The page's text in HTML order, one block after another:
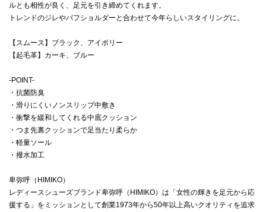
ルとも相性が良く、足元を引き締めてくれます。
トレンドのジレやパフショルダーと合わせて今年らしいスタイリングに。
【スムース】ブラック、アイボリー
【起毛革】カーキ、ブルー
-POINT-
・抗菌防臭
・滑りにくいノンスリップ中敷き
・衝撃を緩和してくれる中底クッション
・つま先裏クッションで足当たり柔らか
・軽量ソール
・撥水加工
卑弥呼（HIMIKO）
レディースシューズブランド卑弥呼（HIMIKO）は「女性の輝きを足元から応
援する」をミッションとして創業1973年から50年以上高いクオリティを追求